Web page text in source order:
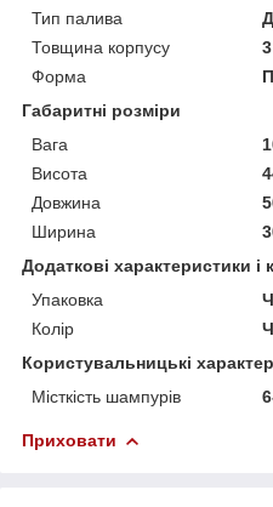
Тип палива
Товщина корпусу
Форма
Габаритні розміри
Вага
Висота
Довжина
Ширина
Додаткові характеристики і
Упаковка
Колір
Користувальницькі
Місткість шампурів
Приховати